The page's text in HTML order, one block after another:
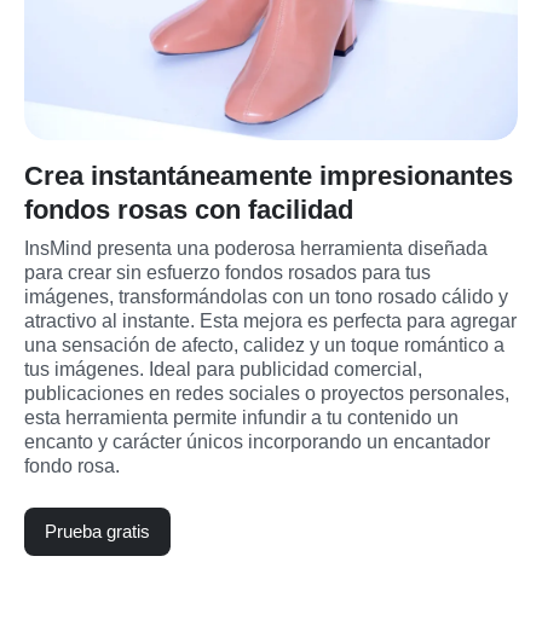
Crea instantáneamente impresionantes
fondos rosas con facilidad
InsMind presenta una poderosa herramienta diseñada
para crear sin esfuerzo fondos rosados para tus
imágenes, transformándolas con un tono rosado cálido y
atractivo al instante. Esta mejora es perfecta para agregar
una sensación de afecto, calidez y un toque romántico a
tus imágenes. Ideal para publicidad comercial,
publicaciones en redes sociales o proyectos personales,
esta herramienta permite infundir a tu contenido un
encanto y carácter únicos incorporando un encantador
fondo rosa.
Prueba gratis